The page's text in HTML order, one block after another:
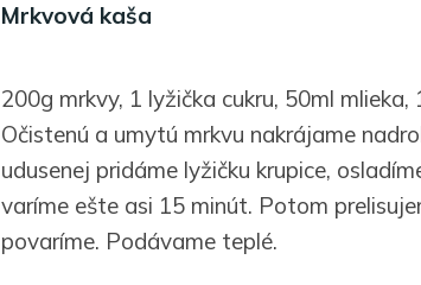
Mrkvová kaša
200g mrkvy, 1 lyžička cukru, 50ml
Očistenú a umytú mrkvu nakrájame
udusenej pridáme lyžičku krupice,
varíme ešte asi 15 minút. Potom
povaríme. Podávame teplé.